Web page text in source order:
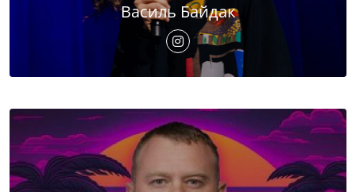
Василь Байдак